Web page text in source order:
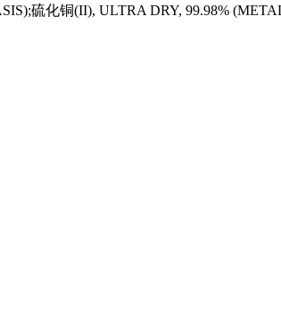
硫化铜(II), ULTRA DRY, 99.98%